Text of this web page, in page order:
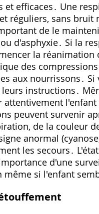
et efficaces․ Une
réguliers, sans
de le
d'asphyxie․ Si la
la réanimation
des
aux nourrissons․
leurs instructions․
attentivement
peuvent survenir
de la couleur
anormal
les secours․
d'une
même si l'enfant